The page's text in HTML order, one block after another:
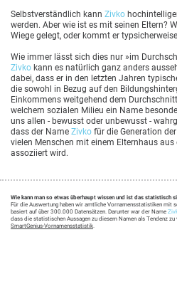
Selbstverständlich kann Zivko
werden. Aber wie ist es mit seinen Eltern?
Wiege gelegt, oder kommt er
Wie immer lässt sich dies nur »im
Zivko kann es natürlich ganz anders
dabei, dass er in den letzten Jahren
die sowohl in Bezug auf den
Einkommens weitgehend dem
welchem sozialen Milieu ein Name
uns allen - bewusst oder unbewusst -
dass der Name Zivko für die Generation
vielen Menschen mit einem Elternhaus
assoziiert wird.
Wie kann man so etwas überhaupt wissen und ist das statistisch
Für die Auswertung haben wir amtliche Vornamensstatistiken mit
basiert auf über 300.000 Datensätzen. Darunter war der Name
dass die statistischen Aussagen zu diesem Namen als Tendenz zu
SmartGenius-Vornamensstatistik.